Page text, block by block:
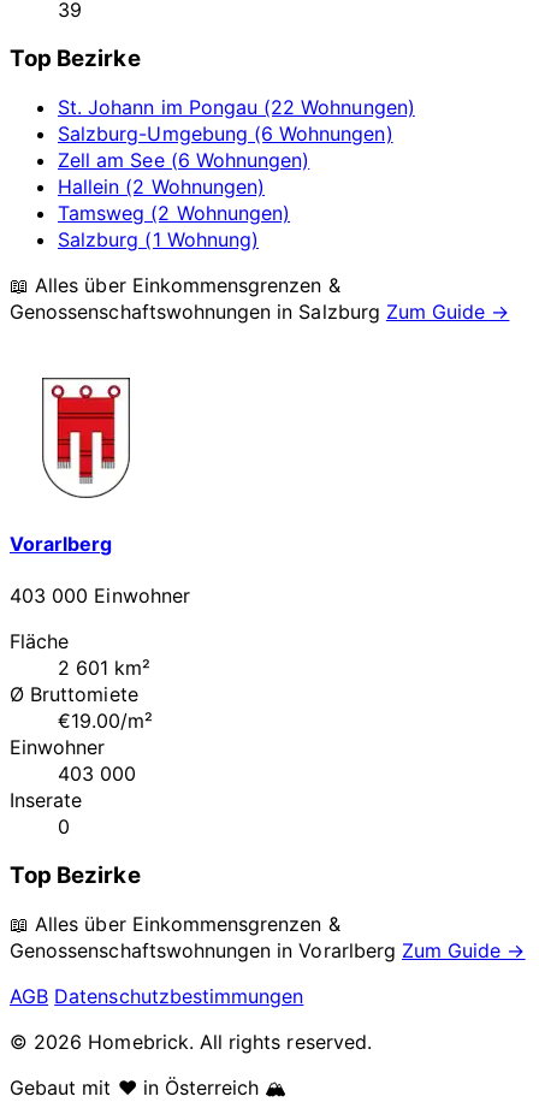
39
Top Bezirke
St. Johann im Pongau (22 Wohnungen)
Salzburg-Umgebung (6 Wohnungen)
Zell am See (6 Wohnungen)
Hallein (2 Wohnungen)
Tamsweg (2 Wohnungen)
Salzburg (1 Wohnung)
📖 Alles über Einkommensgrenzen &
Genossenschaftswohnungen in Salzburg Zum Guide →
Vorarlberg
403 000 Einwohner
Fläche
2 601 km²
Ø Bruttomiete
€19.00/m²
Einwohner
403 000
Inserate
0
Top Bezirke
📖 Alles über Einkommensgrenzen &
Genossenschaftswohnungen inVorarlberg Zum Guide →
AGB Datenschutzbestimmungen
© 2026 Homebrick. All rights reserved.
Gebaut mit ❤️ in Österreich 🏔️